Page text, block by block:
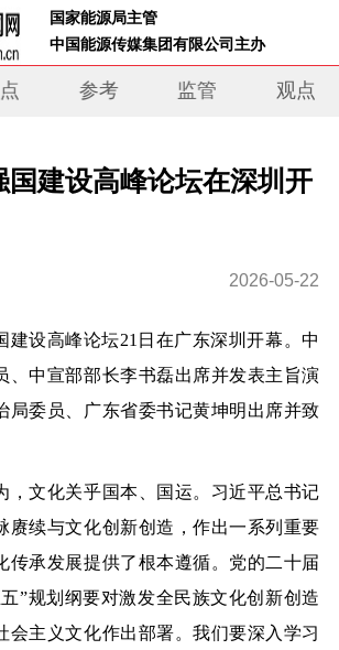
国家能源局主管
中国能源传媒集团有限公司主办
参考 监管 观点
国建设高峰论坛在深圳开
2026-05-22
设高峰论坛21日在广东深圳开幕。中
、中宣部部长李书磊出席并发表主旨演
局委员、广东省委书记黄坤明出席并致
文化关乎国本、国运。习近平总书记
赓续与文化创新创造，作出一系列重要
传承发展提供了根本遵循。党的二十届
”规划纲要对激发全民族文化创新创造
会主义文化作出部署。我们要深入学习